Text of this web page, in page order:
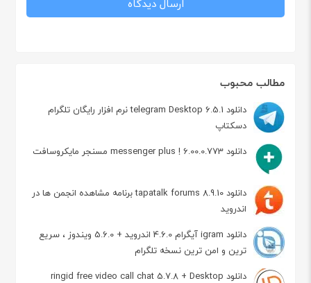
مطالب محبوب
دانلود telegram Desktop 6.5.1 نرم افزار رایگان تلگرام
دسکتاپ
دانلود messenger plus ! 6.00.0.773 مسنجر مایکروسافت
دانلود tapatalk forums 8.9.10 برنامه مشاهده انجمن ها در
اندروید
دانلود igram آیگرام 4.6.0 اندروید + 5.6.0 ویندوز ، سریع
ترین و امن ترین نسخه تلگرام
دانلود ringid free video call chat 5.7.8 + Desktop